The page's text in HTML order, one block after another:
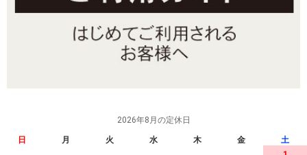
2026年8月の定休日
日 月 火 水 木 金
土